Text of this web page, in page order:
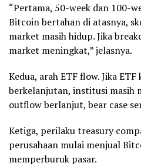
“Pertama, 50-week dan 100-
Bitcoin bertahan di atasnya,
market masih hidup. Jika
market meningkat,” jelasnya.
Kedua, arah ETF flow. Jika
berkelanjutan, institusi masih
outflow berlanjut, bear case
Ketiga, perilaku treasury
perusahaan mulai menjual
memperburuk pasar.